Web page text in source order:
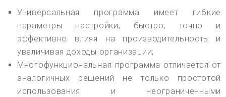
Универсальная программа имеет гибкие
параметры настройки, быстро, точно и
эффективно влияя на производительность и
увеличивая доходы организации;
Многофункциональная программа отличается от
аналогичных решений не только простотой
использования и неограниченными